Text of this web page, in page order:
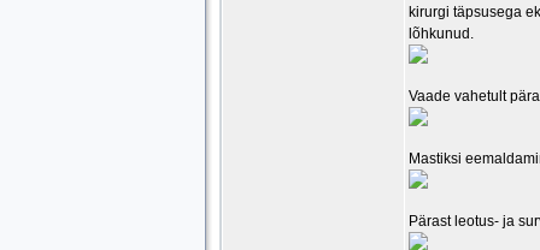
kirurgi täpsusega
lõhkunud.
Vaade vahetult
Mastiksi
Pärast leotus- ja